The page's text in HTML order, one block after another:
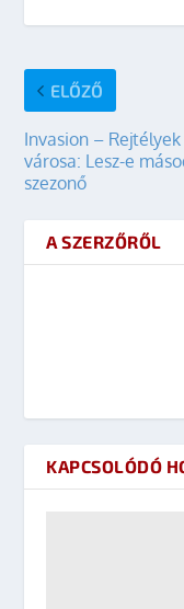
ELŐZŐ
Invasion – Rejtélyek
városa: Lesz-e
szezonő
A SZERZŐRŐL
KAPCSOLÓDÓ